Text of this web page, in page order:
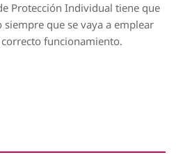
Protección Individual tiene que
siempre que se vaya a emplear
funcionamiento.